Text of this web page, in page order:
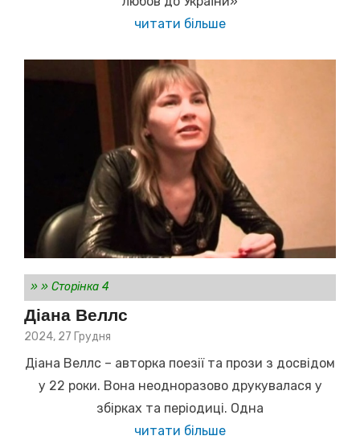
читати більше
» » Сторінка 4
Діана Веллс
Posted
2024, 27 Грудня
Діана Веллс – авторка поезії та прози з досвідом
у 22 роки. Вона неодноразово друкувалася у
збірках та періодиці. Одна
читати більше